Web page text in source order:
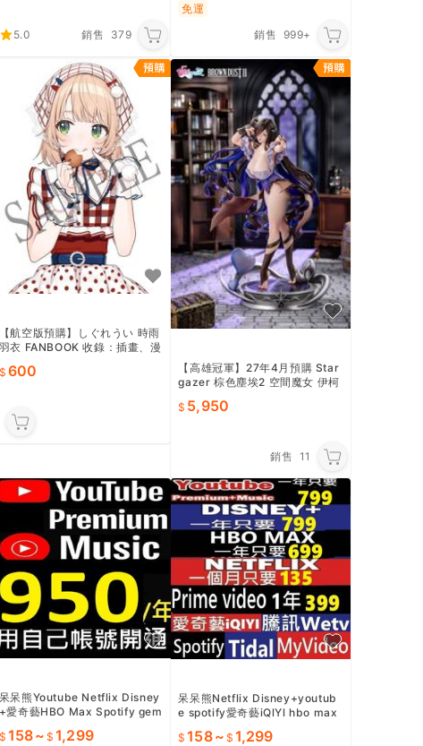
5.0 銷售 379
免運
銷售
999+
【航空版預購】しぐれうい 時雨
羽衣 FANBOOK 收錄：插畫、漫
600
【高雄冠軍】27年4月預購 Star
gazer 棕色塵埃2 空間魔女 伊柯
5,950
銷售 11
呆呆熊Youtube Netflix Disney
+愛奇藝HBO Max Spotify gem
158~ 1,299
呆呆熊Netflix Disney+youtub
e spotify愛奇藝iQlYl hbo max
158~ 1,299